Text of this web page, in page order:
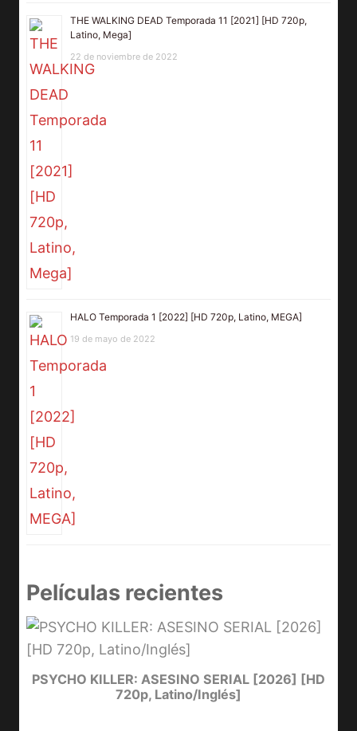
THE WALKING DEAD Temporada 11 [2021] [HD 720p,
Latino, Mega]
22 de noviembre de 2022
HALO Temporada 1 [2022] [HD 720p, Latino, MEGA]
19 de mayo de 2022
Películas recientes
PSYCHO KILLER: ASESINO SERIAL [2026] [HD
720p, Latino/Inglés]